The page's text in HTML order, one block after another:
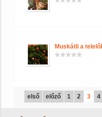
Muskátli a
első előző 1 2 3 4